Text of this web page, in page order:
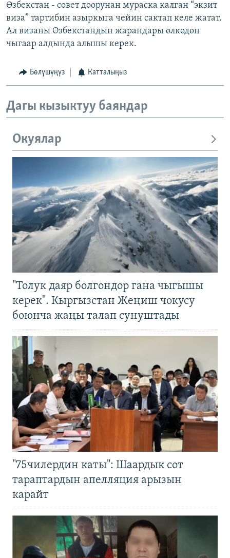
Өзбекстан - совет доорунан мураска калган “экзит
виза” тартибин азыркыга чейин сактап келе жатат.
Ал визаны Өзбекстандын жарандары өлкөдөн
чыгаар алдында алышы керек.
Бөлүшүңүз Катталыңыз
Дагы кызыктуу баяндар
Окуялар
"Толук даяр болгондор гана чыгышы
керек". Кыргызстан Жеңиш чокусу
боюнча жаңы талап сунуштады
"75чилердин каты": Шаардык сот
тараптардын апелляция арызын
карайт